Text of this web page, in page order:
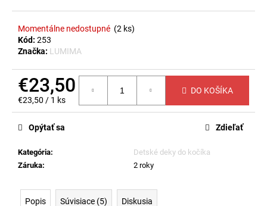
Momentálne nedostupné (2 ks)
Kód: 253
Značka: LUMIMA
€23,50
Jednotková
cena:
€23,50 / 1 ks
DO KOŠÍKA
Kategória:
Detské deky do kočíka
Záruka: 2 roky
Opýtať sa Zdieľať
Popis Súvisiace (5) Diskusia
r
ú
č
a
e
SUNNY
BIELA
€23